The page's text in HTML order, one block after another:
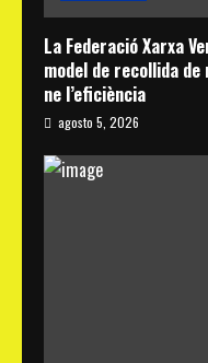
La Federació Xarxa
model de recollida
ne l’eficiència
agosto 5, 2026